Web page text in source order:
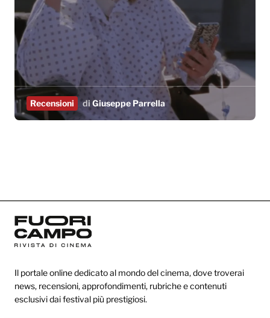
Recensioni di Giuseppe Parrella
Il portale online dedicato al mondo del cinema, dove troverai
news, recensioni, approfondimenti, rubriche e contenuti
esclusivi dai festival più prestigiosi.